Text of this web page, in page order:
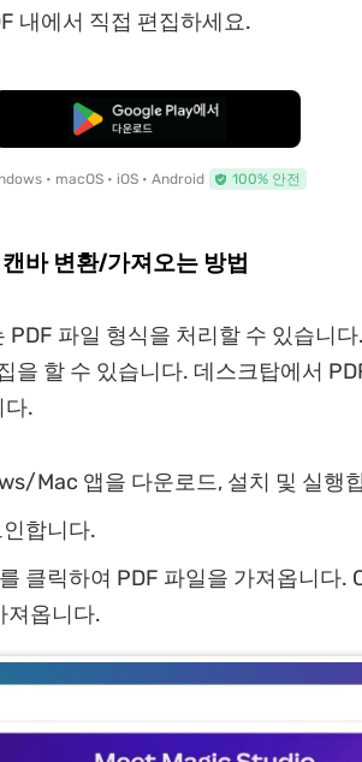
내에서 직접 편집하세요.
무료로 다운로드
• macOS • iOS • Android 100% 안전
바 변환/가져오는 방법
파일 형식을 처리할 수 있습니
을 할 수 있습니다. 데스크탑에서
다.
Mac 앱을 다운로드, 설치 및 실행
합니다.
클릭하여 PDF 파일을 가져옵니다.
져옵니다.